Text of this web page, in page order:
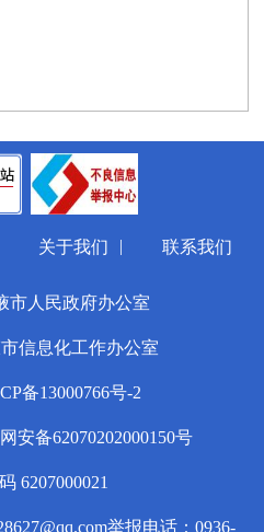
关于我们 | 联系我们
市人民政府办公室
信息化工作办公室
备13000766号-2
安备62070202000150号
6207000021
举报电话：0936-